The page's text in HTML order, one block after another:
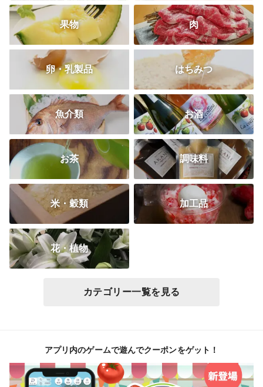
果物 肉
卵・乳製品 はちみつ
魚介類 お酒
お茶 調味料
米・穀類 加工品
花・植物
カテゴリー一覧を見る
アプリ内のゲームで遊んでクーポンをゲット！